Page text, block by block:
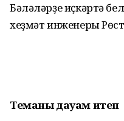
Бәләләрҙе иҫкәртә
хеҙмәт инженеры
Теманы дауам итеп